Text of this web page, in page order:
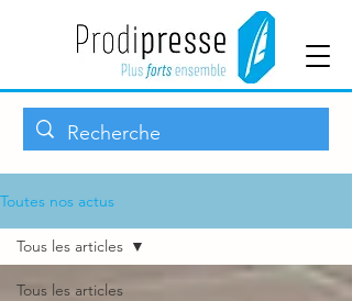
Toutes nos actus
Tous les articles
Tous les articles